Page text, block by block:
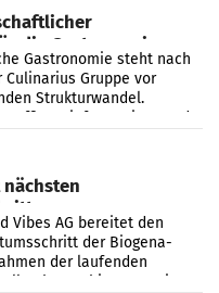
die Gastronomie
Gastronomie steht nach
Culinarius Gruppe vor
Strukturwandel.
Lieferservices und
Vibes AG bereitet den
der Biogena-
der laufenden
brutto bis zu 25 Mio. €